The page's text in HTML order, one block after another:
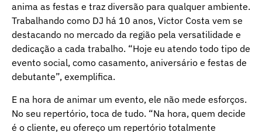
anima as festas e traz diversão para qualquer ambiente.
Trabalhando como DJ há 10 anos, Victor Costa vem se
destacando no mercado da região pela versatilidade e
dedicação a cada trabalho. “Hoje eu atendo todo tipo de
evento social, como casamento, aniversário e festas de
debutante”, exemplifica.
E na hora de animar um evento, ele não mede esforços.
No seu repertório, toca de tudo. “Na hora, quem decide
é o cliente, eu ofereço um repertório totalmente